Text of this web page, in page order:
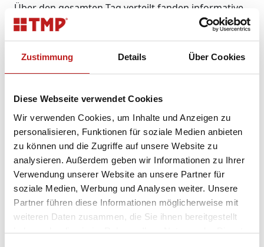
Zustimmung Details Über Cookies
Diese Webseite verwendet Cookies
Wir verwenden Cookies, um Inhalte und Anzeigen zu
personalisieren, Funktionen für soziale Medien anbieten
zu können und die Zugriffe auf unsere Website zu
analysieren. Außerdem geben wir Informationen zu Ihrer
Verwendung unserer Website an unsere Partner für
soziale Medien, Werbung und Analysen weiter. Unsere
Partner führen diese Informationen möglicherweise mit
weiteren Daten zusammen, die Sie ihnen bereitgestellt
haben oder die sie im Rahmen Ihrer Nutzung der Dienste
Über den gesamten Tag verteilt fanden informative
und inspirierende Vorträge statt, die von Top-
Referenten aus der Branche gehalten wurden –
unter anderem Beck&Heun, VEKA, Somfy, AGC
Interpane sowie CPG Tremco illbruck. Die Liste der
Vorträge spiegelte die große Bandbreite aktueller
Themen in der Baubranche wider:
Barrierefreiheit nach DIN 18040 –
Nullschwellenlösungen in der Praxis
Nachhaltigkeit in der Gebäudezertifizierung
(DGNB, QNG)
Fachgerechte Anschlüsse von barrierefreien
Bodenschwellen
CO2-reduziertes Low Carbon Glas und Vakuum
Glas: Lösungen der Glasbranche für eine